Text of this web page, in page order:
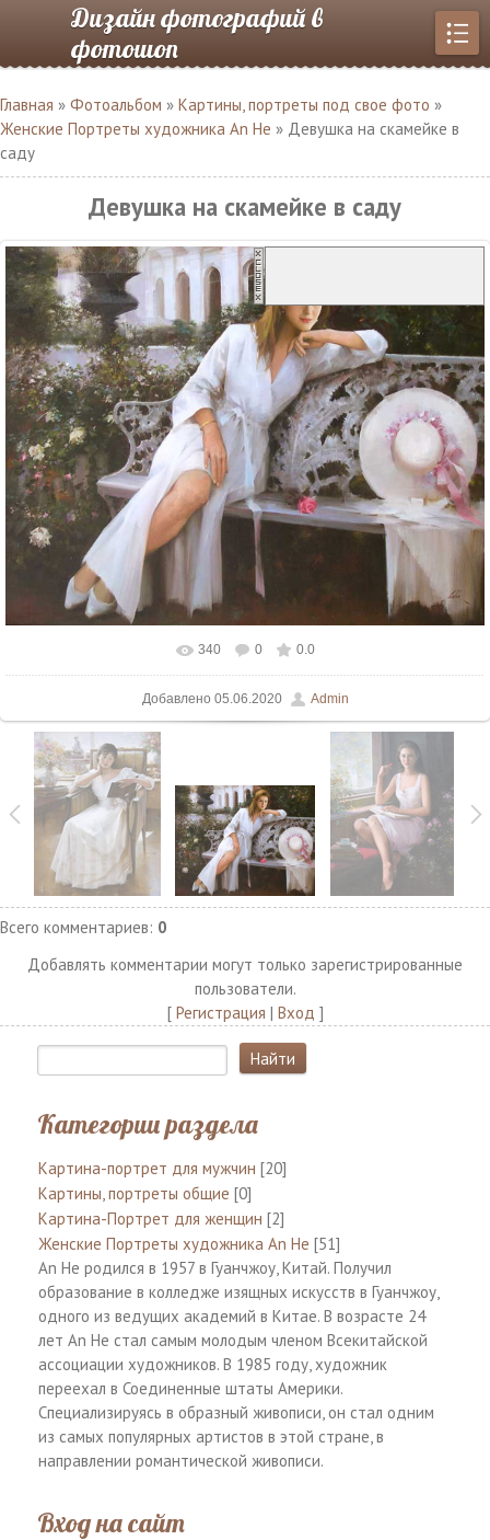
Дизайн фотографий в
фотошоп
Главная » Фотоальбом » Картины, портреты под свое фото »
Женские Портреты художника An He » Девушка на скамейке в
саду
Девушка на скамейке в саду
В реальном размере 800x632
340 0 0.0
Добавлено 05.06.2020 Admin
Всего комментариев: 0
Добавлять комментарии могут только зарегистрированные
пользователи.
[ Регистрация | Вход ]
Категории раздела
Картина-портрет для мужчин [20]
Картины, портреты общие [0]
Картина-Портрет для женщин [2]
Женские Портреты художника An He [51]
An He родился в 1957 в Гуанчжоу, Китай. Получил
образование в колледже изящных искусств в Гуанчжоу,
одного из ведущих академий в Китае. В возрасте 24
лет An He стал самым молодым членом Всекитайской
ассоциации художников. В 1985 году, художник
переехал в Соединенные штаты Америки.
Специализируясь в образный живописи, он стал одним
из самых популярных артистов в этой стране, в
направлении романтической живописи.
Вход на сайт